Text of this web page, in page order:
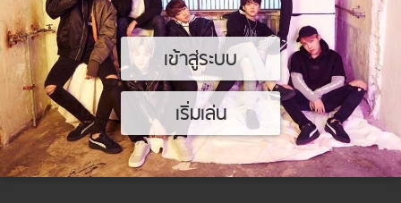
เข้าสู่ระบบ
เริ่มเล่น